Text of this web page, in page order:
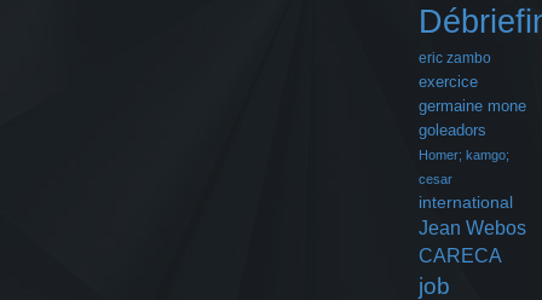
eric zambo
exercice
germaine mone
goleadors
Homer; kamgo;
cesar
international
Jean Webos
CARECA
job